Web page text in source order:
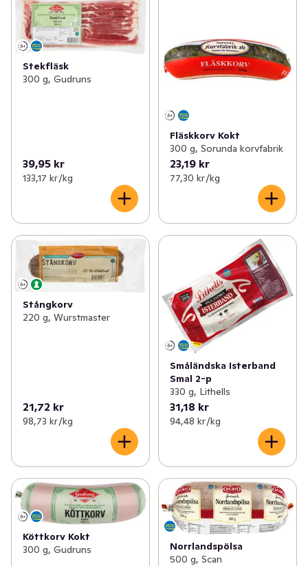
Stekfläsk
300 g, Gudruns
39,95 kr
133,17 kr /kg
Fläskkorv Kokt
300 g, Sorunda korvfabrik
23,19 kr
77,30 kr /kg
Stångkorv
220 g, Wurstmaster
21,72 kr
98,73 kr /kg
Småländska Isterband
Smal 2-p
330 g, Lithells
31,18 kr
94,48 kr /kg
Köttkorv Kokt
300 g, Gudruns
Norrlandspölsa
500 g, Scan